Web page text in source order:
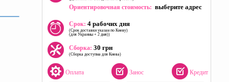
Ориентировочная стоимость: выберите адрес
Срок: 4 рабочих дня
(Срок доставки указан по Киеву)
(для Украины + 2 дня))
Сборка: 30 грн
(Сборка доступна для Киева)
Оплата Занос Кредит